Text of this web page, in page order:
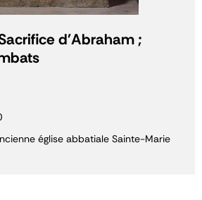
d'Abraham ;
église abbatiale Sainte-Marie